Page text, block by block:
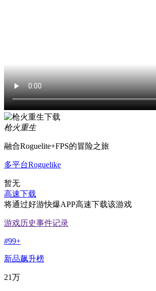
枪火重生
融合Roguelite+FPS的冒险之旅
多平台Roguelike
暂无
高速下载
将通过好游快爆APP高速下载该游戏
游戏历史事件记录
#99+
新品飙升榜
21万